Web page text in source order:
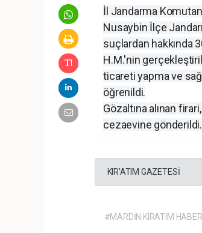
İl Jandarma
Nusaybin İlçe
suçlardan hakkında
H.M.'nin
ticareti yapma ve
öğrenildi.
Gözaltına alınan
cezaevine gönderildi.
KIR'ATIM GAZETESİ
#MARDİN KIRATIM